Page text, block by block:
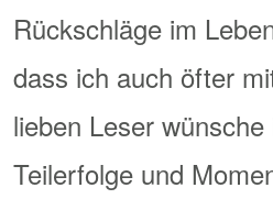
Rückschläge im
dass ich auch öfter
lieben Leser
Teilerfolge und